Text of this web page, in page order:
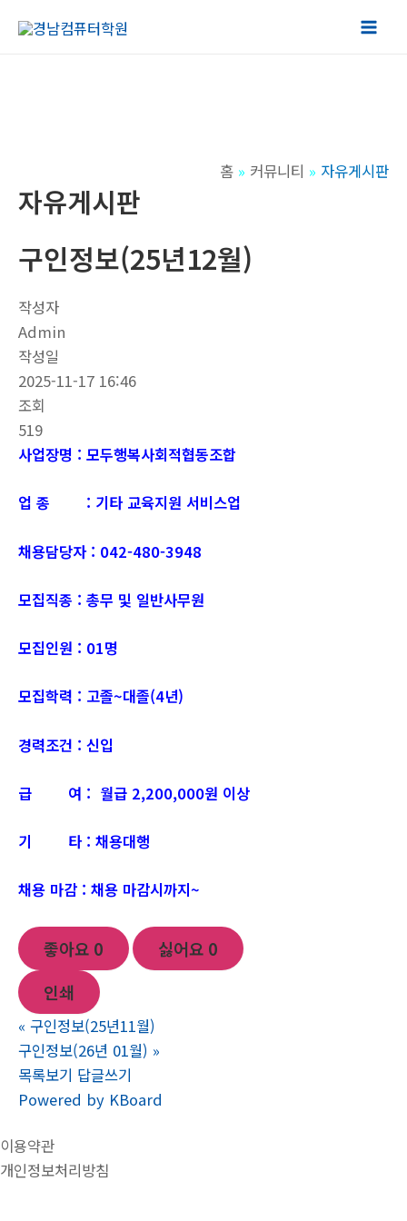
Main
홈 커뮤니티 자유게시판
자유게시판
구인정보(25년12월)
작성자
Admin
작성일
2025-11-17 16:46
조회
519
사업장명 : 모두행복사회적협동조합
업 종 : 기타 교육지원 서비스업
채용담당자 : 042-480-3948
모집직종 : 총무 및 일반사무원
모집인원 : 01명
모집학력 : 고졸~대졸(4년)
경력조건 : 신입
급 여 : 월급 2,200,000원 이상
기 타 : 채용대행
채용 마감 : 채용 마감시까지~
좋아요 0 싫어요 0
인쇄
« 구인정보(25년11월)
구인정보(26년 01월) »
목록보기 답글쓰기
Powered by KBoard
이용약관
개인정보처리방침